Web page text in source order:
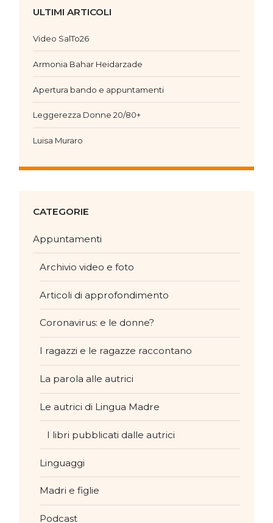
ULTIMI ARTICOLI
Video SalTo26
Armonia Bahar Heidarzade
Apertura bando e appuntamenti
Leggerezza Donne 20/80+
Luisa Muraro
CATEGORIE
Appuntamenti
Archivio video e foto
Articoli di approfondimento
Coronavirus: e le donne?
I ragazzi e le ragazze raccontano
La parola alle autrici
Le autrici di Lingua Madre
I libri pubblicati dalle autrici
Linguaggi
Madri e figlie
Podcast